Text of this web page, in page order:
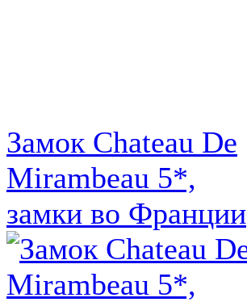
Замок Chateau De
Mirambeau 5*,
замки во Франции